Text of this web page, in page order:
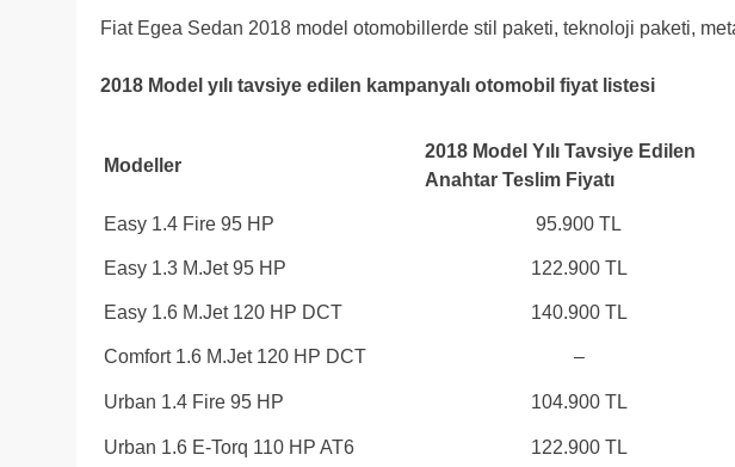
Fiat Egea Sedan 2018 model otomobillerde stil paketi, teknoloji paketi,
2018 Model yılı tavsiye edilen kampanyalı otomobil fiyat listesi
Modeller
2018 Model Yılı Tavsiye Edilen
Anahtar Teslim Fiyatı
Easy 1.4 Fire 95 HP 95.900 TL
Easy 1.3 M.Jet 95 HP 122.900 TL
Easy 1.6 M.Jet 120 HP DCT 140.900 TL
Comfort 1.6 M.Jet 120 HP DCT –
Urban 1.4 Fire 95 HP 104.900 TL
Urban 1.6 E-Torq 110 HP AT6 122.900 TL